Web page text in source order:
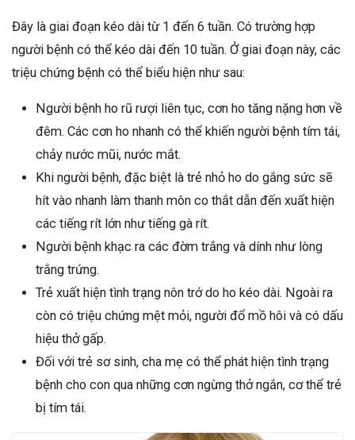
Đây là giai đoạn kéo dài từ 1 đến 6 tuần. Có trường hợp
người bệnh có thể kéo dài đến 10 tuần. Ở giai đoạn này, các
triệu chứng bệnh có thể biểu hiện như sau:
Người bệnh ho rũ rượi liên tục, cơn ho tăng nặng hơn về
đêm. Các cơn ho nhanh có thể khiến người bệnh tím tái,
chảy nước mũi, nước mắt.
Khi người bệnh, đặc biệt là trẻ nhỏ ho do gắng sức sẽ
hít vào nhanh làm thanh môn co thắt dẫn đến xuất hiện
các tiếng rít lớn như tiếng gà rít.
Người bệnh khạc ra các đờm trắng và dính như lòng
trắng trứng.
Trẻ xuất hiện tình trạng nôn trớ do ho kéo dài. Ngoài ra
còn có triệu chứng mệt mỏi, người đổ mồ hôi và có dấu
hiệu thở gấp.
Đối với trẻ sơ sinh, cha mẹ có thể phát hiện tình trạng
bệnh cho con qua những cơn ngừng thở ngắn, cơ thể trẻ
bị tím tái.